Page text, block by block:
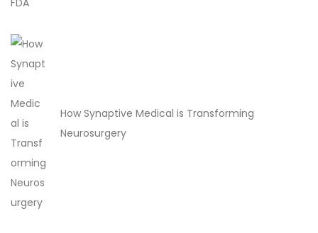
How Synaptive Medical is Transforming
Neurosurgery